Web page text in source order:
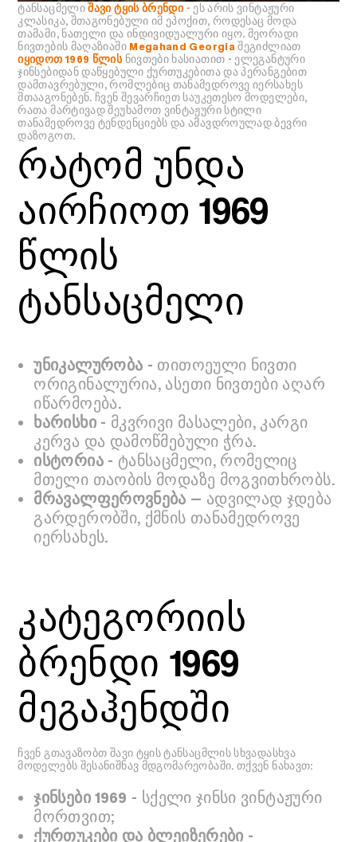
ტანსაცმელიშავი ტყის ბრენდი - ეს არის ვინტაჟური
კლასიკა, შთაგონებული იმ ეპოქით, როდესაც მოდა
თამამი, ნათელი და ინდივიდუალური იყო. მეორადი
ნივთების მაღაზიაში Megahand Georgia შეგიძლიათ
იყიდოთ 1969 წლისნივთები ხასიათით - ელეგანტური
ჯინსებიდან დაწყებული ქურთუკებითა და პერანგებით
დამთავრებული, რომლებიც თანამედროვე იერსახეს
შთააგონებენ. ჩვენ შევარჩიეთ საუკეთესო მოდელები,
რათა მარტივად შეუხამოთ ვინტაჟური სტილი
თანამედროვე ტენდენციებს და ამავდროულად ბევრი
დაზოგოთ.
რატომ უნდა
აირჩიოთ 1969
წლის
ტანსაცმელი
უნიკალურობა - თითოეული ნივთი
ორიგინალურია, ასეთი ნივთები აღარ
იწარმოება.
ხარისხი- მკვრივი მასალები, კარგი
კერვა და დამოწმებული ჭრა.
ისტორია- ტანსაცმელი, რომელიც
მთელი თაობის მოდაზე მოგვითხრობს.
მრავალფეროვნება — ადვილად ჯდება
გარდერობში, ქმნის თანამედროვე
იერსახეს.
კატეგორიის
ბრენდი 1969
მეგაჰენდში
ჩვენ გთავაზობთ შავი ტყის ტანსაცმლის სხვადასხვა
მოდელებს შესანიშნავ მდგომარეობაში. თქვენ ნახავთ:
ჯინსები 1969 - სქელი ჯინსი ვინტაჟური
მორთვით;
ქურთუკები და ბლეიზერები -